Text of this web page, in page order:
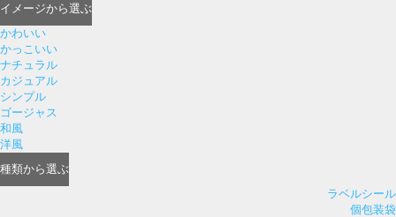
イメージから選ぶ
かわいい
かっこいい
ナチュラル
カジュアル
シンプル
ゴージャス
和風
洋風
種類から選ぶ
ラベルシール
個包装袋